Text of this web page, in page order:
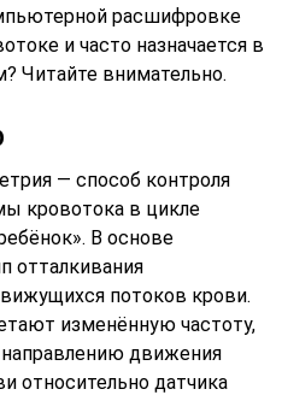
расшифровке
и часто назначается в
Читайте внимательно.
— способ контроля
кровотока в цикле
В основе
отталкивания
потоков крови.
изменённую частоту,
движения
относительно датчика